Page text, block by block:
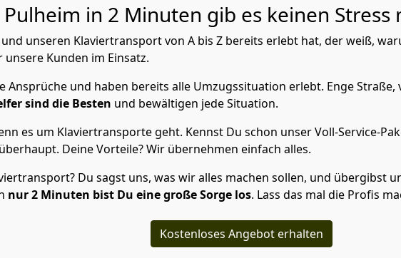
Pulheim in 2 Minuten gib es keinen Stress
unseren Klaviertransport von A bis Z bereits erlebt hat, der weiß,
Kunden im Einsatz.
Ansprüche und haben bereits alle Umzugssituation erlebt. Enge
sind die Besten und bewältigen jede Situation.
es um Klaviertransporte geht. Kennst Du schon unser Voll-Service-
Deine Vorteile? Wir übernehmen einfach alles.
Du sagst uns, was wir alles machen sollen, und übergibst
nur 2 Minuten bist Du eine große Sorge los. Lass das mal die Profis
Kostenloses Angebot erhalten